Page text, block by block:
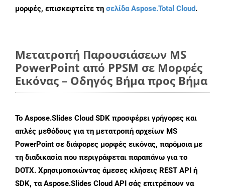
μορφές, επισκεφτείτε τη σελίδα Aspose.Total Cloud.
Μετατροπή Παρουσιάσεων MS
PowerPoint από PPSM σε Μορφές
Εικόνας – Οδηγός Βήμα προς Βήμα
Το Aspose.Slides Cloud SDK προσφέρει γρήγορες και
απλές μεθόδους για τη μετατροπή αρχείων MS
PowerPoint σε διάφορες μορφές εικόνας, παρόμοια με
τη διαδικασία που περιγράφεται παραπάνω για το
DOTX. Χρησιμοποιώντας άμεσες κλήσεις REST API ή
SDK, τα Aspose.Slides Cloud API σάς επιτρέπουν να